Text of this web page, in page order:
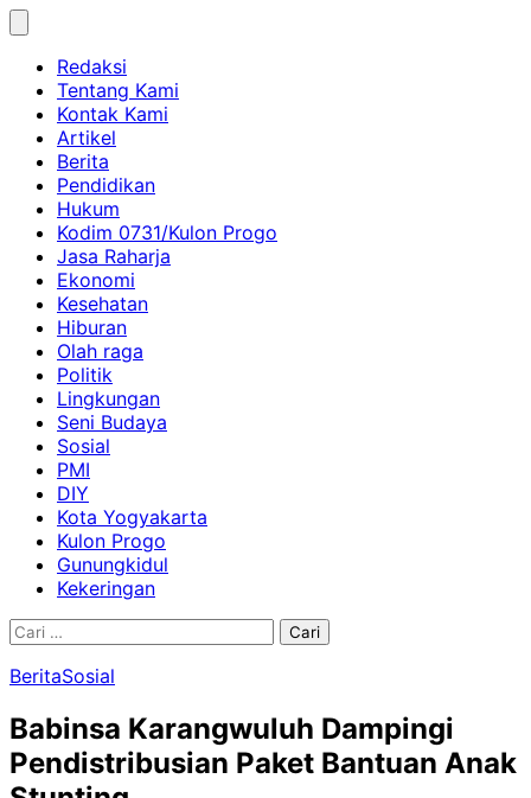
Skip
contentRedaksi
Tentang Kami
Kontak Kami
Artikel
Berita
Pendidikan
Hukum
Kodim 0731/Kulon Progo
Jasa Raharja
Ekonomi
Kesehatan
Hiburan
Olah raga
Politik
Lingkungan
Seni Budaya
Sosial
PMI
DIY
Kota Yogyakarta
Kulon Progo
Gunungkidul
Kekeringan
Cari
BeritaSosial
Babinsa Karangwuluh Dampingi
Pendistribusian Paket Bantuan Anak